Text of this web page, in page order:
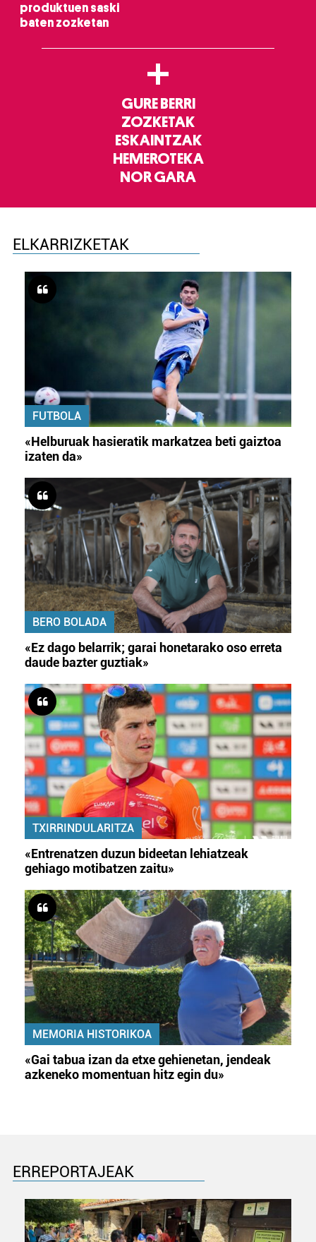
produktuen saski
baten zozketan
+
GURE BERRI
ZOZKETAK
ESKAINTZAK
HEMEROTEKA
NOR GARA
ELKARRIZKETAK
FUTBOLA
«Helburuak hasieratik markatzea beti gaiztoa
izaten da»
BERO BOLADA
«Ez dago belarrik; garai honetarako oso erreta
daude bazter guztiak»
TXIRRINDULARITZA
«Entrenatzen duzun bideetan lehiatzeak
gehiago motibatzen zaitu»
MEMORIA HISTORIKOA
«Gai tabua izan da etxe gehienetan, jendeak
azkeneko momentuan hitz egin du»
ERREPORTAJEAK